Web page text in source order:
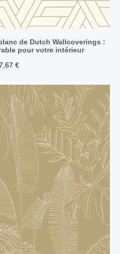
de Dutch Wallcoverings :
pour votre intérieur
€